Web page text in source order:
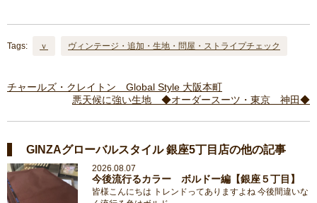
Tags: ｖ ヴィンテージ・追加・生地・問屋・ストライプチェック
チャールズ・クレイトン Global Style 大阪本町
悪天候に強い生地 ◆オーダースーツ・東京 神田◆
GINZAグローバルスタイル 銀座5丁目店の他の記事
2026.08.07
今後流行るカラー ボルドー編【銀座５丁目】
皆様こんにちは トレンドってありますよね 今後間違いな